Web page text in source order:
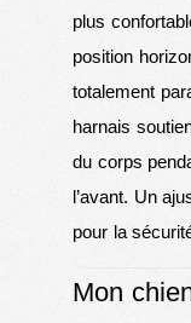
plus
position
totalement
harnais
du corps
l’avant. Un
pour la
Mon